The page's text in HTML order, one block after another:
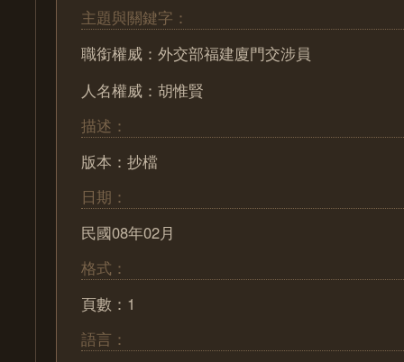
主題與關鍵字：
職銜權威：外交部福建廈門交涉員
人名權威：胡惟賢
描述：
版本：抄檔
日期：
民國08年02月
格式：
頁數：1
語言：